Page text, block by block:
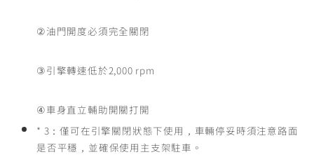
②油門開度必須完全關閉
③引擎轉速低於2,000 rpm
④車身直立輔助開關打開
* 3：僅可在引擎關閉狀態下使用，車輛停妥時須注意路面
是否平穩，並確保使用主支架駐車。